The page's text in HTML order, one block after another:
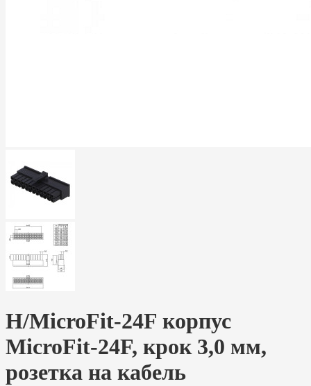
H/MicroFit-24F корпус
MicroFit-24F, крок 3,0 мм,
розетка на кабель